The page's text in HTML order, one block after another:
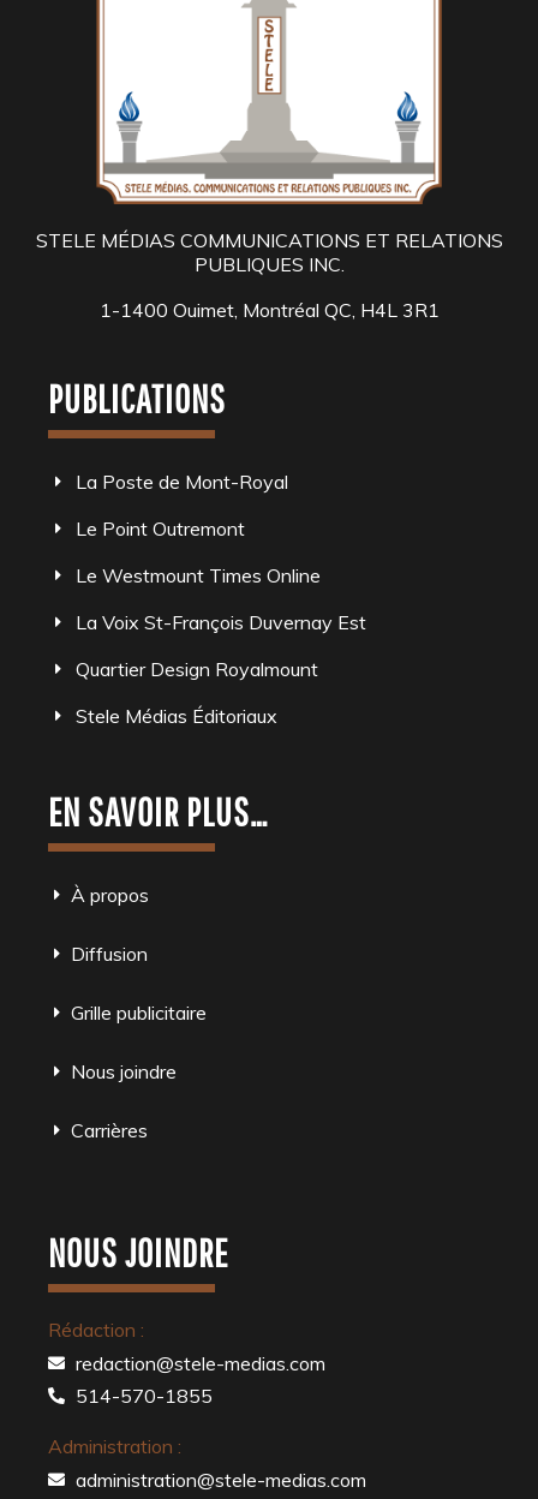
STELE MÉDIAS COMMUNICATIONS ET RELATIONS
PUBLIQUES INC.
1-1400 Ouimet, Montréal QC, H4L 3R1
PUBLICATIONS
La Poste de Mont-Royal
Le Point Outremont
Le Westmount Times Online
La Voix St-François Duvernay Est
Quartier Design Royalmount
Stele Médias Éditoriaux
EN SAVOIR PLUS…
À propos
Diffusion
Grille publicitaire
Nous joindre
Carrières
NOUS JOINDRE
Rédaction :
redaction@stele-medias.com
514-570-1855
Administration :
administration@stele-medias.com